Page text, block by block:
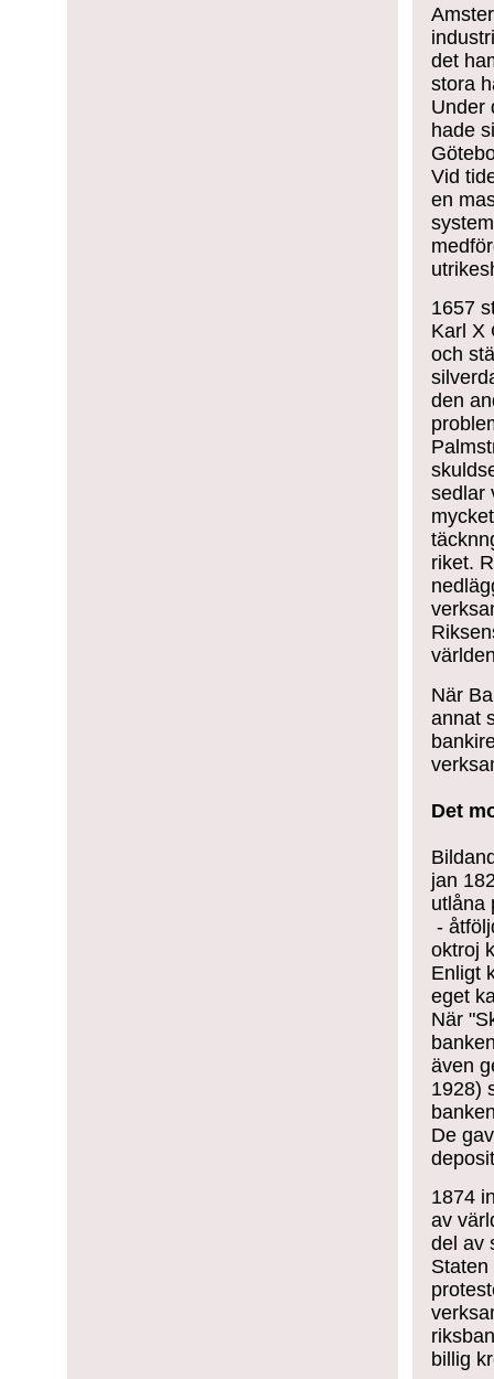
det
stora
Under
hade
Vid
en
1657
Karl X
och
den
sedlar
riket.
När
annat
Det
jan
utlåna
-
oktroj
Enligt
eget
När "
även
1928)
De
1874
av
del av
billig